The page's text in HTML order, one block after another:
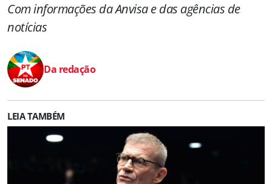
Com informações da Anvisa e das agências de
notícias
Da redação
LEIA TAMBÉM